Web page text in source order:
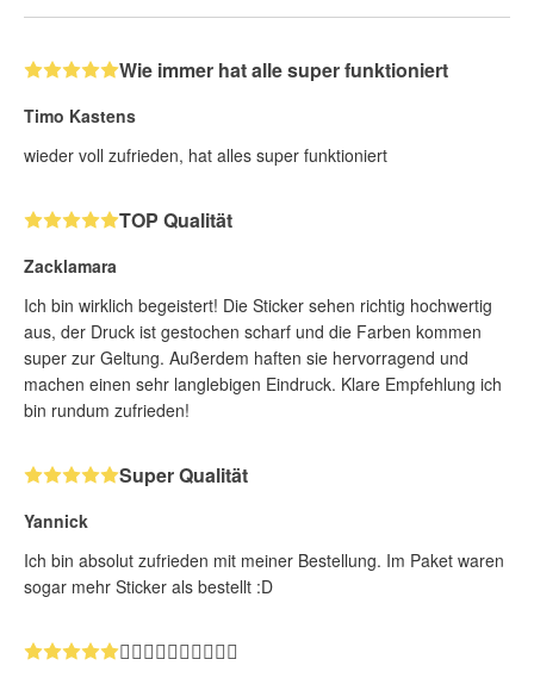
Wie immer hat alle super funktioniert
Timo Kastens
wieder voll zufrieden, hat alles super funktioniert
TOP Qualität
Zacklamara
Ich bin wirklich begeistert! Die Sticker sehen richtig hochwertig
aus, der Druck ist gestochen scharf und die Farben kommen
super zur Geltung. Außerdem haften sie hervorragend und
machen einen sehr langlebigen Eindruck. Klare Empfehlung ich
bin rundum zufrieden!
Super Qualität
Yannick
Ich bin absolut zufrieden mit meiner Bestellung. Im Paket waren
sogar mehr Sticker als bestellt :D
👍🏻👍🏻👍🏻👍🏻👍🏻